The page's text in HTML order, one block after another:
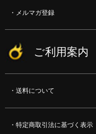
メルマガ登録
ご利用案内
送料について
特定商取引法に基づく表示